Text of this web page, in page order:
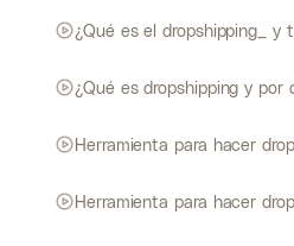
¿Qué es el dropshipping_
¿Qué es dropshipping y
Herramienta para hacer
Herramienta para hacer